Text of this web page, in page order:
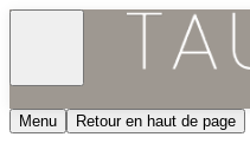
Menu Retour en haut de page